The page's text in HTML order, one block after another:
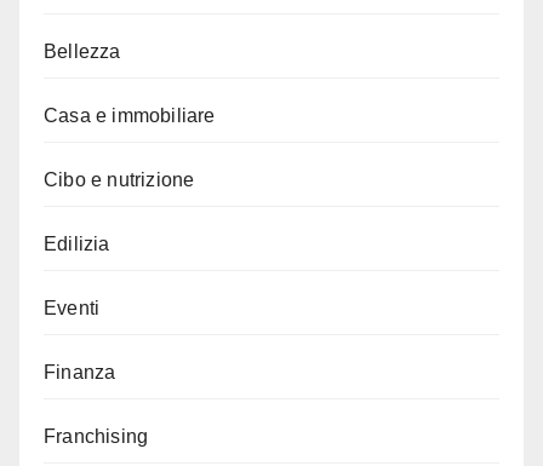
Bellezza
Casa e immobiliare
Cibo e nutrizione
Edilizia
Eventi
Finanza
Franchising